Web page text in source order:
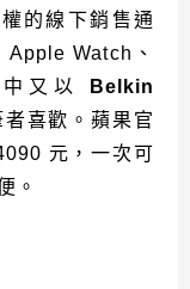
的線下銷售通
Watch、
中又以
Belkin
者喜歡。蘋果官
元，一次可
。